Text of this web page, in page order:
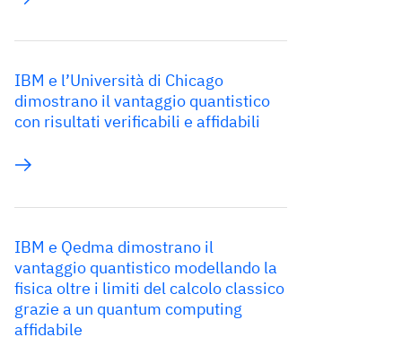
IBM e l’Università di Chicago
dimostrano il vantaggio quantistico
con risultati verificabili e affidabili
IBM e Qedma dimostrano il
vantaggio quantistico modellando la
fisica oltre i limiti del calcolo classico
grazie a un quantum computing
affidabile